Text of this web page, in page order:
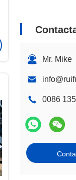
Contacta
Mr. Mike
0086